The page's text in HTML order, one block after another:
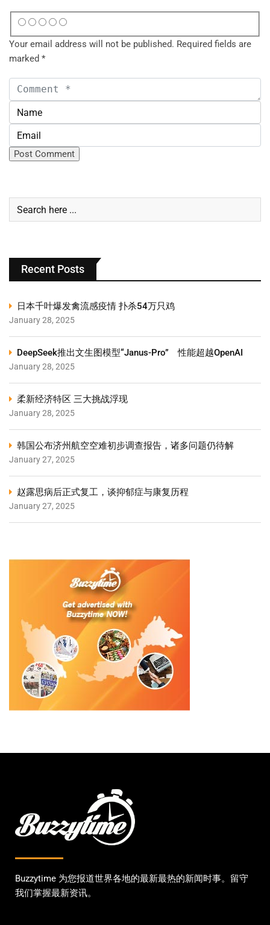
Your email address will not be published. Required fields are
marked *
Recent Posts
日本千叶爆发禽流感疫情 扑杀54万只鸡
January 28, 2025
DeepSeek推出文生图模型“Janus-Pro” 性能超越OpenAI
January 28, 2025
柔新经济特区 三大挑战浮现
January 28, 2025
韩国公布济州航空空难初步调查报告，诸多问题仍待解
January 27, 2025
赵露思病后正式复工，谈抑郁症与康复历程
January 27, 2025
Buzzytime 为您报道世界各地的最新最热的新闻时事。留守
我们掌握最新资讯。